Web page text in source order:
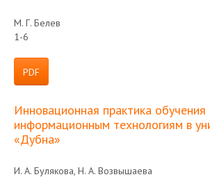
М. Г. Белев
1-6
PDF
Инновационная практика
информационным технологиям в
«Дубна»
И. А. Булякова, Н. А. Возвышаева